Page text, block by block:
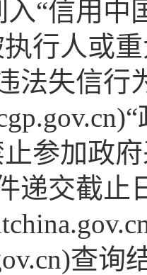
信用中国
行人或
法失信行
参加政
递交截止
查询